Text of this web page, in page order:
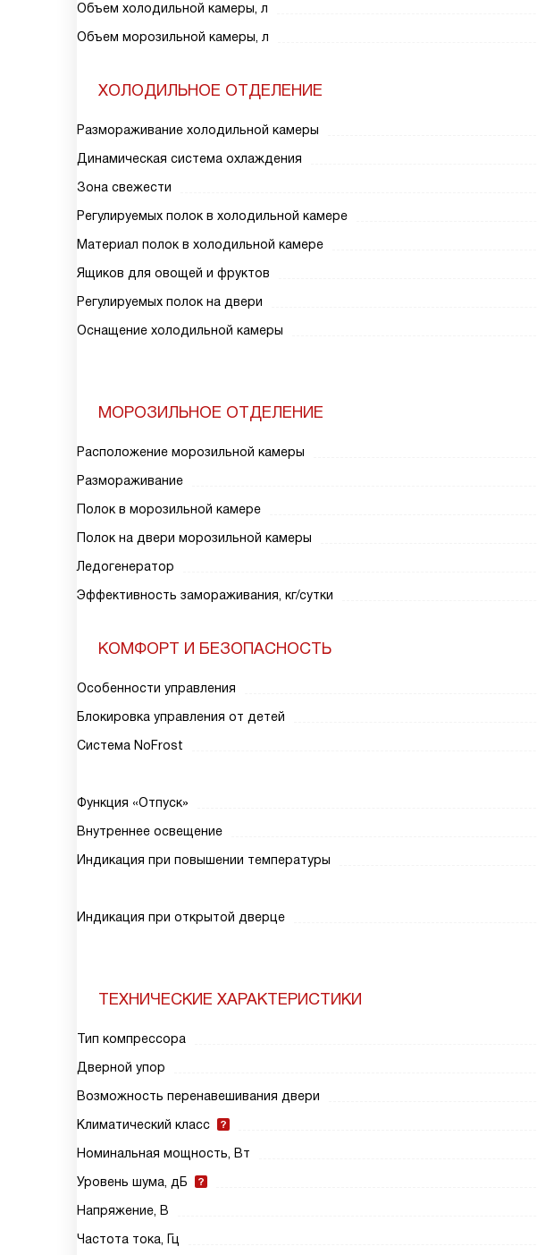
Объем холодильной камеры, л
Объем морозильной камеры, л
ХОЛОДИЛЬНОЕ ОТДЕЛЕНИЕ
Размораживание холодильной камеры
Динамическая система охлаждения
Зона свежести
Регулируемых полок в холодильной камере
Материал полок в холодильной камере
Ящиков для овощей и фруктов
Регулируемых полок на двери
Оснащение холодильной камеры
МОРОЗИЛЬНОЕ ОТДЕЛЕНИЕ
Расположение морозильной камеры
Размораживание
Полок в морозильной камере
Полок на двери морозильной камеры
Ледогенератор
Эффективность замораживания, кг/сутки
КОМФОРТ И БЕЗОПАСНОСТЬ
Особенности управления
Блокировка управления от детей
Система NoFrost
Функция «Отпуск»
Внутреннее освещение
Индикация при повышении температуры
Индикация при открытой дверце
ТЕХНИЧЕСКИЕ ХАРАКТЕРИСТИКИ
Тип компрессора
Дверной упор
Возможность перенавешивания двери
Климатический класс
Номинальная мощность, Вт
Уровень шума, дБ
Напряжение, В
Частота тока, Гц